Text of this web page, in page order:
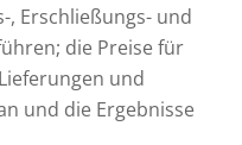
Erschließungs- und
die Preise für
und
und die Ergebnisse